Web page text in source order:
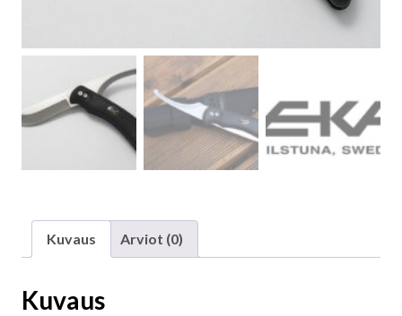
Kuvaus Arviot (0)
Kuvaus